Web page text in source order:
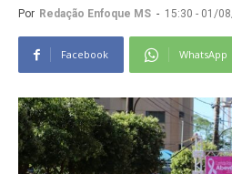
Por Redação Enfoque MS - 15:30 - 01/
Facebook WhatsApp